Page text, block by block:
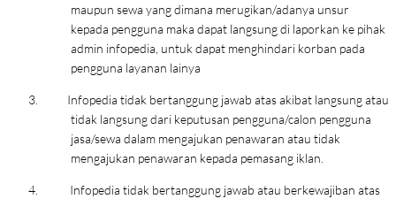
maupun sewa yang dimana merugikan/adanya unsur
kepada pengguna maka dapat langsung di laporkan ke pihak
admin infopedia, untuk dapat menghindari korban pada
pengguna layanan lainya
3.
Infopedia tidak bertanggung jawab atas akibat langsung atau
tidak langsung dari keputusan pengguna/calon pengguna
jasa/sewa dalam mengajukan penawaran atau tidak
mengajukan penawaran kepada pemasang iklan.
4. Infopedia tidak bertanggung jawab atau berkewajiban atas